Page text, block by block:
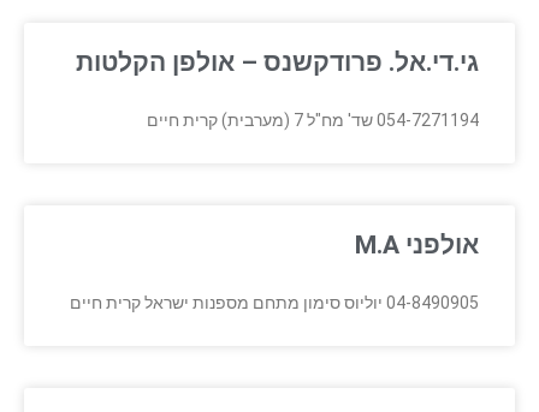
גי.די.אל. פרודקשנס – אולפן הקלטות
054-7271194 שד' מח"ל 7 (מערבית) קרית חיים
אולפני M.A
04-8490905 יוליוס סימון מתחם מספנות ישראל קרית חיים